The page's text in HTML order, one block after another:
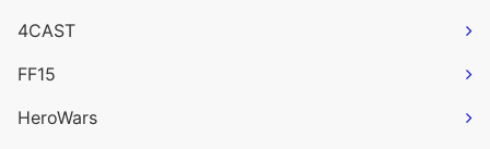
4CAST
FF15
HeroWars